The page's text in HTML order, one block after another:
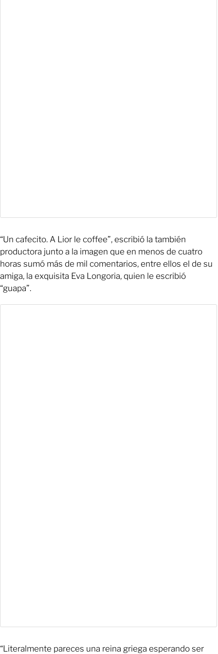
“Un cafecito. A Lior le coffee”, escribió la también
productora junto a la imagen que en menos de cuatro
horas sumó más de mil comentarios, entre ellos el de su
amiga, la exquisita Eva Longoria, quien le escribió
“guapa”.
“Literalmente pareces una reina griega esperando ser